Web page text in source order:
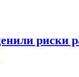
риски